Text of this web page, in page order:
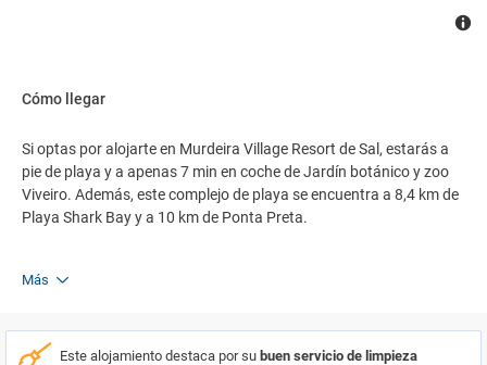
Cómo llegar
Si optas por alojarte en Murdeira Village Resort de Sal, estarás a
pie de playa y a apenas 7 min en coche de Jardín botánico y zoo
Viveiro. Además, este complejo de playa se encuentra a 8,4 km de
Playa Shark Bay y a 10 km de Ponta Preta.
Más
Este alojamiento destaca por su buen servicio de limpieza